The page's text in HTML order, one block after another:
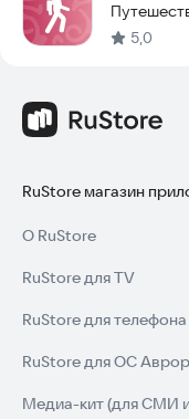
5,0
RuStore магазин
О RuStore
RuStore для TV
RuStore для телефона
RuStore для ОС
Медиа-кит (для СМИ